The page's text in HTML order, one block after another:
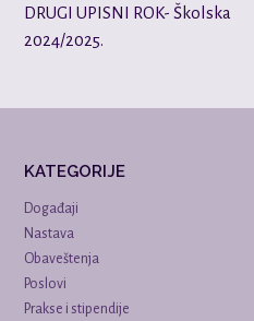
navigation
DRUGI UPISNI ROK- Školska
2024/2025.
KATEGORIJE
Događaji
Nastava
Obaveštenja
Poslovi
Prakse i stipendije